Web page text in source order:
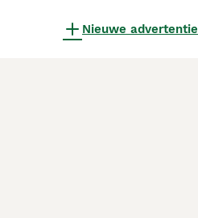
Nieuwe advertentie